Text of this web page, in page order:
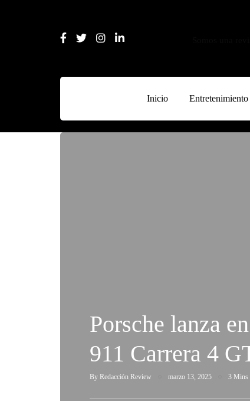
Inicio Entretenimiento
Porsche lanza
911 Carrera 4
By Redacción Review marzo 13, 2025 3 Mins